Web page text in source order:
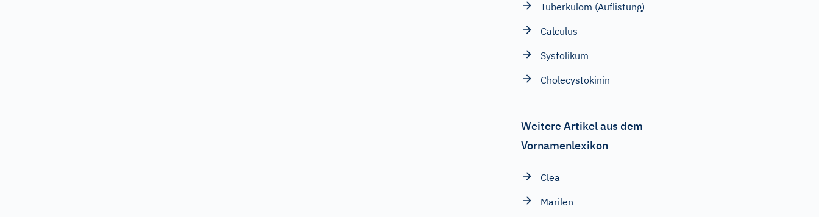
Tuberkulom (Auflistung)
Calculus
Systolikum
Cholecystokinin
Weitere Artikel aus dem
Vornamenlexikon
Clea
Marilen